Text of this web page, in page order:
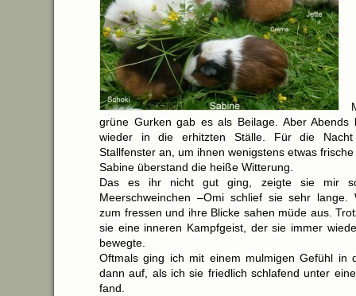
grüne Gurken gab es als Beilage. Aber Abends
wieder in die erhitzten Ställe. Für die
Stallfenster an, um ihnen wenigstens etwas
Sabine überstand die heiße Witterung.
Das es ihr nicht gut ging, zeigte sie mir
Meerschweinchen –Omi schlief sie sehr lange.
zum fressen und ihre Blicke sahen müde aus.
sie eine inneren Kampfgeist, der sie immer
bewegte.
Oftmals ging ich mit einem mulmigen Gefühl in
dann auf, als ich sie friedlich schlafend unter
fand.